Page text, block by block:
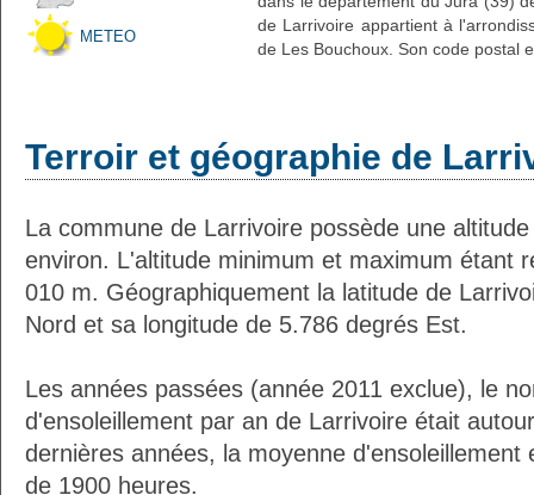
METEO
de Larrivoire appartient à
de Les Bouchoux. Son code postal
Terroir et géographie de
La commune de Larrivoire possède une
environ. L'altitude minimum et maximum étant
010 m. Géographiquement la latitude de
Nord et sa longitude de 5.786 degrés Est.
Les années passées (année 2011 exclue), le
d'ensoleillement par an de Larrivoire était
dernières années, la moyenne d'ensoleillement
de 1900 heures.